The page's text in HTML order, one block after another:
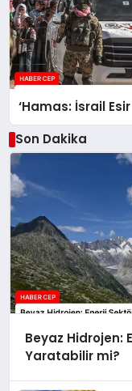
‘Hamas: İsrail
Son Dakika
Beyaz Hidrojen:
Yaratabilir mi?